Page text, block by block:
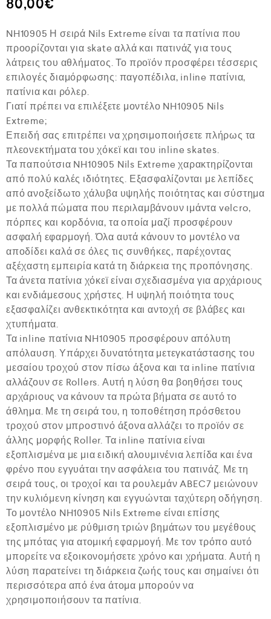
NH10905 Η σειρά Nils Extreme είναι τα πατίνια που
προορίζονται για skate αλλά και πατινάζ για τους
λάτρεις του αθλήματος. Το προϊόν προσφέρει τέσσερις
επιλογές διαμόρφωσης: παγοπέδιλα, inline πατίνια,
πατίνια και ρόλερ.
Γιατί πρέπει να επιλέξετε μοντέλο NH10905 Nils
Extreme;
Επειδή σας επιτρέπει να χρησιμοποιήσετε πλήρως τα
πλεονεκτήματα του χόκεϊ και του inline skates.
Τα παπούτσια NH10905 Nils Extreme χαρακτηρίζονται
από πολύ καλές ιδιότητες. Εξασφαλίζονται με λεπίδες
από ανοξείδωτο χάλυβα υψηλής ποιότητας και σύστημα
με πολλά πώματα που περιλαμβάνουν ιμάντα velcro,
πόρπες και κορδόνια, τα οποία μαζί προσφέρουν
ασφαλή εφαρμογή. Όλα αυτά κάνουν το μοντέλο να
αποδίδει καλά σε όλες τις συνθήκες, παρέχοντας
αξέχαστη εμπειρία κατά τη διάρκεια της προπόνησης.
Τα άνετα πατίνια χόκεϊ είναι σχεδιασμένα για αρχάριους
και ενδιάμεσους χρήστες. Η υψηλή ποιότητα τους
εξασφαλίζει ανθεκτικότητα και αντοχή σε βλάβες και
χτυπήματα.
Τα inline πατίνια NH10905 προσφέρουν απόλυτη
απόλαυση. Υπάρχει δυνατότητα μετεγκατάστασης του
μεσαίου τροχού στον πίσω άξονα και τα inline πατίνια
αλλάζουν σε Rollers. Αυτή η λύση θα βοηθήσει τους
αρχάριους να κάνουν τα πρώτα βήματα σε αυτό το
άθλημα. Με τη σειρά του, η τοποθέτηση πρόσθετου
τροχού στον μπροστινό άξονα αλλάζει το προϊόν σε
άλλης μορφής Roller. Τα inline πατίνια είναι
εξοπλισμένα με μια ειδική αλουμινένια λεπίδα και ένα
φρένο που εγγυάται την ασφάλεια του πατινάζ. Με τη
σειρά τους, οι τροχοί και τα ρουλεμάν ABEC7 μειώνουν
την κυλιόμενη κίνηση και εγγυώνται ταχύτερη οδήγηση.
Το μοντέλο NH10905 Nils Extreme είναι επίσης
εξοπλισμένο με ρύθμιση τριών βημάτων του μεγέθους
της μπότας για ατομική εφαρμογή. Με τον τρόπο αυτό
μπορείτε να εξοικονομήσετε χρόνο και χρήματα. Αυτή η
λύση παρατείνει τη διάρκεια ζωής τους και σημαίνει ότι
περισσότερα από ένα άτομα μπορούν να
χρησιμοποιήσουν τα πατίνια.